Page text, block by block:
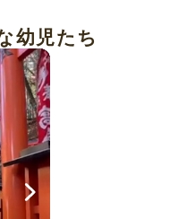
幼児たち